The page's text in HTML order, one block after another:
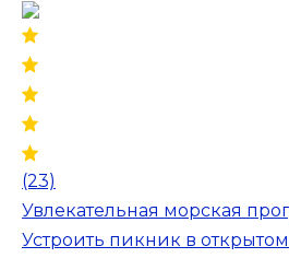
(23)
Увлекательная морская
Устроить пикник в